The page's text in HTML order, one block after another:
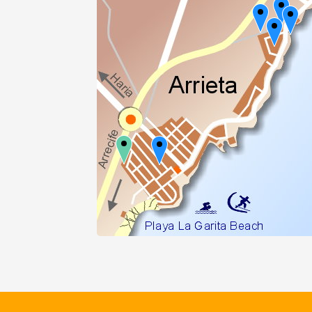
TREFFPUNKT
BEI ANREISE:
Tankstelle Arrieta
24h geöffnet
Öffnungszeiten des
Supermarkts dort:
365 Tage / 8:30h - 21:30h
Celine
OG, mit 2
60 m2,
belegbar mit bis zu 4 Personen.
Besonderheiten: Preisgünstige
Unterkünfte, sehr nahe am
Preis: ab 40,00 EUR/Tag.
EUR/